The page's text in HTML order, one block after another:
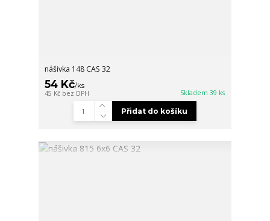
nášivka 148 CAS 32
54 Kč/ks
45 Kč bez DPH Skladem 39 ks
Přidat do košíku